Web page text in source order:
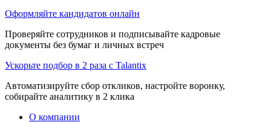
Оформляйте кандидатов онлайн
Проверяйте сотрудников и подписывайте кадровые
документы без бумаг и личных встреч
Ускорьте подбор в 2 раза с Talantix
Автоматизируйте сбор откликов, настройте воронку,
собирайте аналитику в 2 клика
О компании